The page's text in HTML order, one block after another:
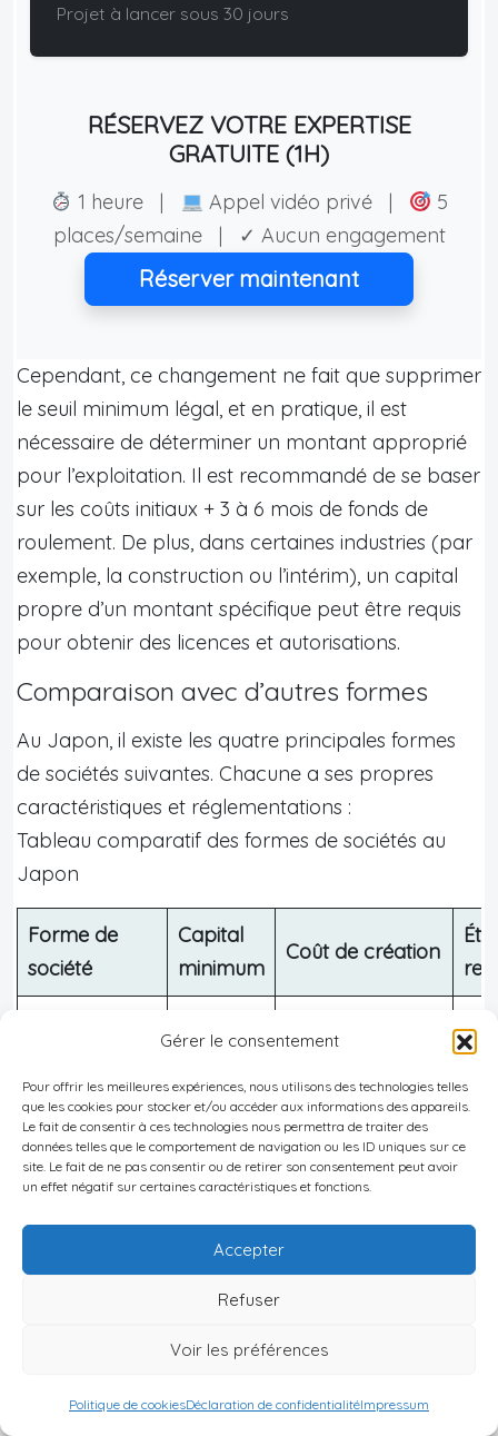
Gérer le consentement
Pour offrir les meilleures expériences, nous utilisons des technologies telles
que les cookies pour stocker et/ou accéder aux informations des appareils.
Le fait de consentir à ces technologies nous permettra de traiter des
données telles que le comportement de navigation ou les ID uniques sur ce
site. Le fait de ne pas consentir ou de retirer son consentement peut avoir
un effet négatif sur certaines caractéristiques et fonctions.
Accepter
Refuser
Voir les préférences
Politique de cookiesDéclaration de confidentialitéImpressum
Projet à lancer sous 30 jours
RÉSERVEZ VOTRE EXPERTISE
GRATUITE (1H)
1 heure | Appel vidéo privé |
5
places/semaine | ✓ Aucun engagement
Réserver maintenant
Cependant, ce changement ne fait que supprimer
le seuil minimum légal, et en pratique, il est
nécessaire de déterminer un montant approprié
pour l’exploitation. Il est recommandé de se baser
sur les coûts initiaux + 3 à 6 mois de fonds de
roulement. De plus, dans certaines industries (par
exemple, la construction ou l’intérim), un capital
propre d’un montant spécifique peut être requis
pour obtenir des licences et autorisations.
Comparaison avec d’autres formes
Au Japon, il existe les quatre principales formes
de sociétés suivantes. Chacune a ses propres
caractéristiques et réglementations :
Tableau comparatif des formes de sociétés au
Japon
Forme de
société
Capital
minimum
Coût de création
150 000 yens)
Société à
responsabilité
Aucun
Faible (taxe
d’enregistrement
Société en
Aucun
Société en
Aucun Coût moyen